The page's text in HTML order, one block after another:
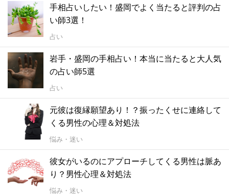
手相占いしたい！盛岡でよく当たると評判の占
い師3選！
占い
岩手・盛岡の手相占い！本当に当たると大人気
の占い師5選
占い
元彼は復縁願望あり！？振ったくせに連絡して
くる男性の心理＆対処法
悩み・迷い
彼女がいるのにアプローチしてくる男性は脈あ
り？男性心理＆対処法
悩み・迷い